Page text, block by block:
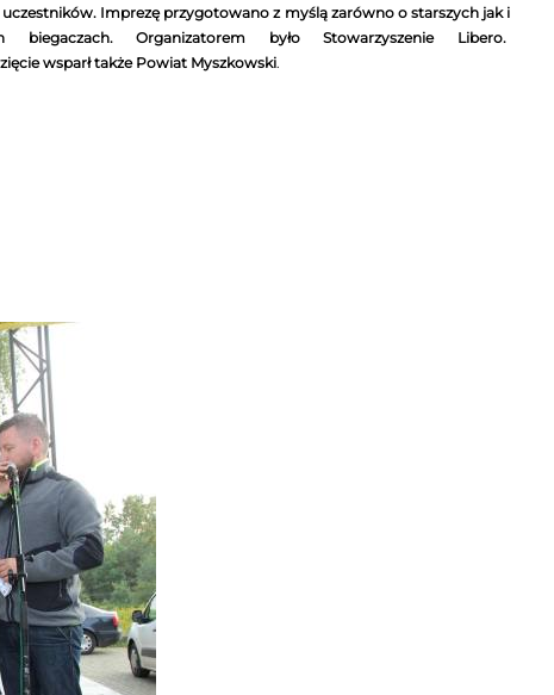
uczestników. Imprezę przygotowano z myślą zarówno o starszych jak i
biegaczach. Organizatorem było Stowarzyszenie Libero.
wsparł także Powiat Myszkowski.